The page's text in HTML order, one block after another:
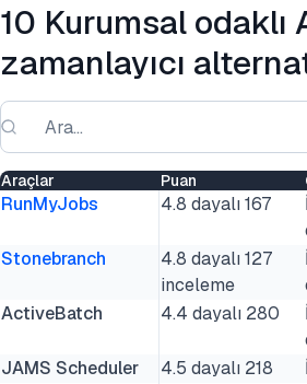
10 Kurumsal odaklı
zamanlayıcı
Araçlar Puan
RunMyJobs 4.8 dayalı 167
Stonebranch
4.8 dayalı 127
inceleme
ActiveBatch
4.4 dayalı 280
JAMS Scheduler
4.5 dayalı 218